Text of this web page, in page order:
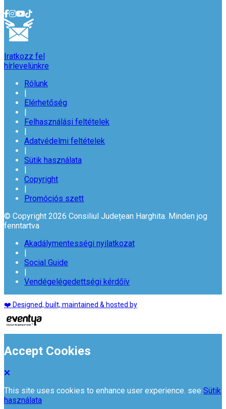
Iratkozz fel
hírlevelünkre
Rólunk
|
Elérhetőség
|
Felhasználási feltételek
|
Adatvédelmi feltételek
|
Sütik használata
|
Copyright
|
Promóciós szett
© Copyright 2026 Consiliul Județean Harghita. Minden jog
fenntartva
Akadálymentességi nyilatkozat
|
Social Guide
|
Vendégelégedettségi kérdőív
❤️ Designed, built, maintained & hosted by
Accept Cookies
This site uses cookies to enhance user experience. see Sütik
használata